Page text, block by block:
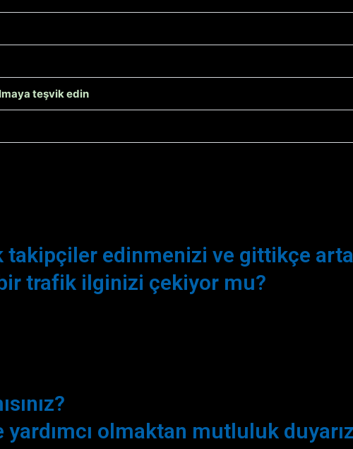
teşvik edin
takipçiler edinmenizi ve gittikçe
trafik ilginizi çekiyor mu?
olmaktan mutluluk